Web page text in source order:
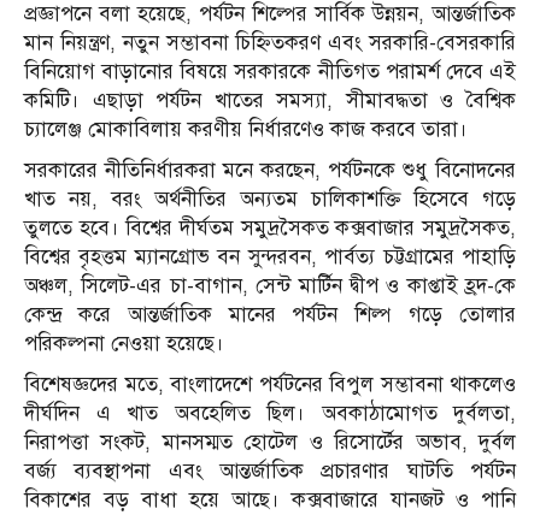
প্রজ্ঞাপনে বলা হয়েছে, পর্যটন শিল্পের সার্বিক উন্নয়ন, আন্তর্জাতিক
মান নিয়ন্ত্রণ, নতুন সম্ভাবনা চিহ্নিতকরণ এবং সরকারি-বেসরকারি
বিনিয়োগ বাড়ানোর বিষয়ে সরকারকে নীতিগত পরামর্শ দেবে এই
কমিটি। এছাড়া পর্যটন খাতের সমস্যা, সীমাবদ্ধতা ও বৈশ্বিক
চ্যালেঞ্জ মোকাবিলায় করণীয় নির্ধারণেও কাজ করবে তারা।
সরকারের নীতিনির্ধারকরা মনে করছেন, পর্যটনকে শুধু বিনোদনের
খাত নয়, বরং অর্থনীতির অন্যতম চালিকাশক্তি হিসেবে গড়ে
তুলতে হবে। বিশ্বের দীর্ঘতম সমুদ্রসৈকত কক্সবাজার সমুদ্রসৈকত,
বিশ্বের বৃহত্তম ম্যানগ্রোভ বন সুন্দরবন, পার্বত্য চট্টগ্রামের পাহাড়ি
অঞ্চল, সিলেট-এর চা-বাগান, সেন্ট মার্টিন দ্বীপ ও কাপ্তাই হ্রদ-কে
কেন্দ্র করে আন্তর্জাতিক মানের পর্যটন শিল্প গড়ে তোলার
পরিকল্পনা নেওয়া হয়েছে।
বিশেষজ্ঞদের মতে, বাংলাদেশে পর্যটনের বিপুল সম্ভাবনা থাকলেও
দীর্ঘদিন এ খাত অবহেলিত ছিল। অবকাঠামোগত দুর্বলতা,
নিরাপত্তা সংকট, মানসম্মত হোটেল ও রিসোর্টের অভাব, দুর্বল
বর্জ্য ব্যবস্থাপনা এবং আন্তর্জাতিক প্রচারণার ঘাটতি পর্যটন
বিকাশের বড় বাধা হয়ে আছে। কক্সবাজারে যানজট ও পানি